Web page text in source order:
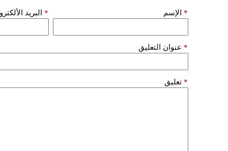
الإسم * البريد *
عنوان التعليق *
تعليق *